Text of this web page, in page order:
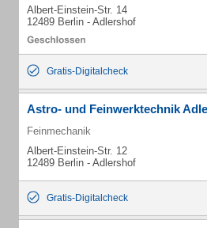
Albert-Einstein-Str. 14
12489 Berlin - Adlershof
Gratis-Digitalcheck
Astro- und Feinwerktechnik
Feinmechanik
Albert-Einstein-Str. 12
12489 Berlin - Adlershof
Gratis-Digitalcheck